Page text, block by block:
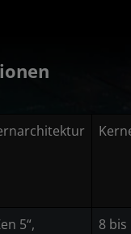
5“,
8 bis